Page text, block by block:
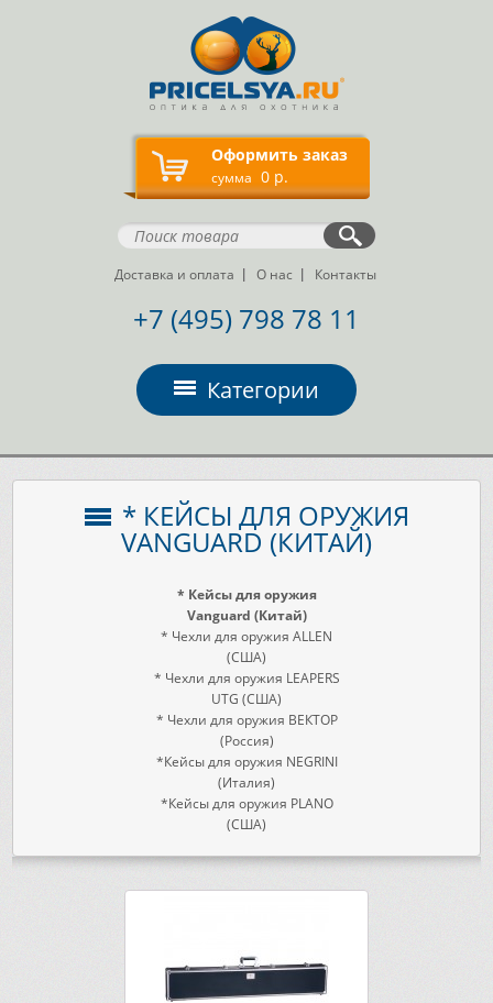
Оформить заказ
сумма 0 р.
Доставка и оплата О нас Контакты
+7 (495) 798 78 11
Категории
* КЕЙСЫ ДЛЯ ОРУЖИЯ
VANGUARD (КИТАЙ)
* Кейсы для оружия
Vanguard (Китай)
* Чехли для оружия ALLEN
(США)
* Чехли для оружия LEAPERS
UTG (США)
* Чехли для оружия ВЕКТОР
(Россия)
*Кейсы для оружия NEGRINI
(Италия)
*Кейсы для оружия PLANO
(США)